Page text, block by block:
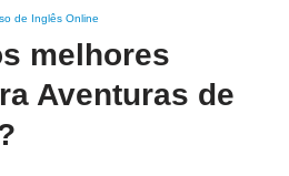
de Inglês Online
melhores
Aventuras de